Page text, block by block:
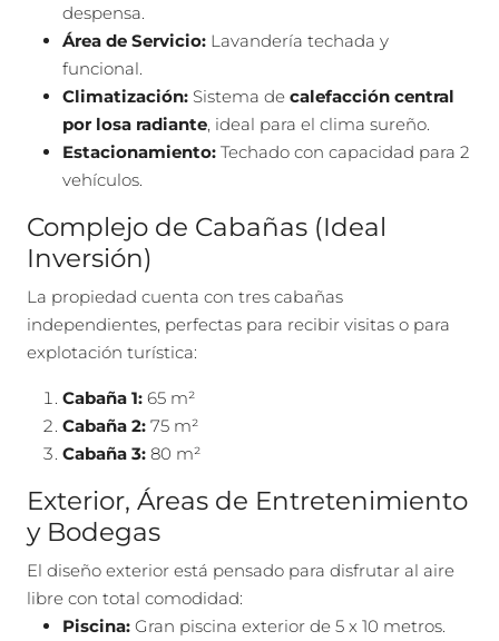
despensa.
Área de Servicio: Lavandería techada y
funcional.
Climatización: Sistema de calefacción central
por losa radiante, ideal para el clima sureño.
Estacionamiento: Techado con capacidad para 2
vehículos.
Complejo de Cabañas (Ideal
Inversión)
La propiedad cuenta con tres cabañas
independientes, perfectas para recibir visitas o para
explotación turística:
Cabaña 1: 65 m²
Cabaña 2: 75 m²
Cabaña 3: 80 m²
Exterior, Áreas de Entretenimiento
y Bodegas
El diseño exterior está pensado para disfrutar al aire
libre con total comodidad:
Piscina: Gran piscina exterior de 5 x 10 metros.